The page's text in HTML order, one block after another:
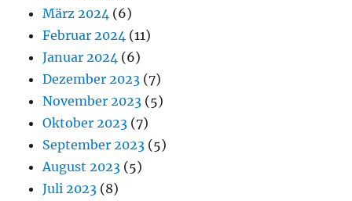
März 2024 (6)
Februar 2024 (11)
Januar 2024 (6)
Dezember 2023 (7)
November 2023 (5)
Oktober 2023 (7)
September 2023 (5)
August 2023 (5)
Juli 2023 (8)